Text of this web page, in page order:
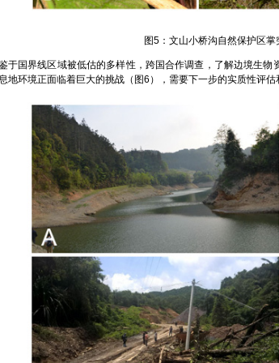
图5：文山小桥沟自然保护区掌
国界线区域被低估的多样性，跨国合作调查，了解边境生物
地环境正面临着巨大的挑战（图6），需要下一步的实质性评估